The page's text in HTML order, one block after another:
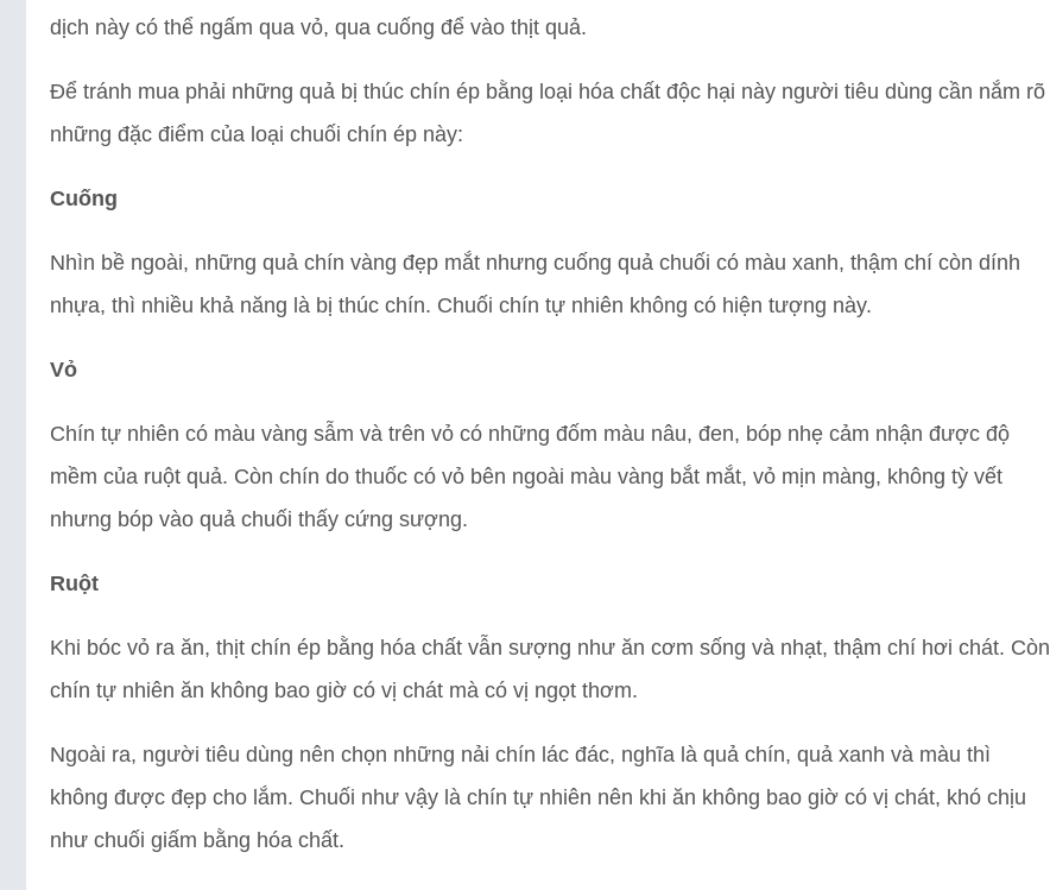
dịch này có thể ngấm qua vỏ, qua cuống để vào thịt quả.
Để tránh mua phải những quả bị thúc chín ép bằng loại hóa chất độc hại này người tiêu dùng cần nắm rõ
những đặc điểm của loại chuối chín ép này:
Cuống
Nhìn bề ngoài, những quả chín vàng đẹp mắt nhưng cuống quả chuối có màu xanh, thậm chí còn dính
nhựa, thì nhiều khả năng là bị thúc chín. Chuối chín tự nhiên không có hiện tượng này.
Vỏ
Chín tự nhiên có màu vàng sẫm và trên vỏ có những đốm màu nâu, đen, bóp nhẹ cảm nhận được độ
mềm của ruột quả. Còn chín do thuốc có vỏ bên ngoài màu vàng bắt mắt, vỏ mịn màng, không tỳ vết
nhưng bóp vào quả chuối thấy cứng sượng.
Ruột
Khi bóc vỏ ra ăn, thịt chín ép bằng hóa chất vẫn sượng như ăn cơm sống và nhạt, thậm chí hơi chát. Còn
chín tự nhiên ăn không bao giờ có vị chát mà có vị ngọt thơm.
Ngoài ra, người tiêu dùng nên chọn những nải chín lác đác, nghĩa là quả chín, quả xanh và màu thì
không được đẹp cho lắm. Chuối như vậy là chín tự nhiên nên khi ăn không bao giờ có vị chát, khó chịu
như chuối giấm bằng hóa chất.